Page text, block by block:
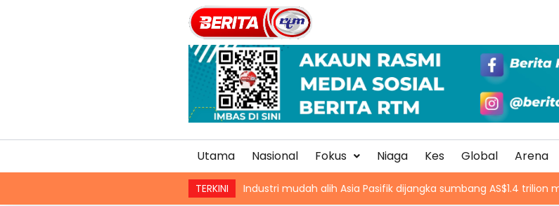
Utama Nasional Fokus Niaga Kes Global Arena
TERKINI
Industri mudah alih Asia Pasifik dijangka sumbang AS$1.4 trilion menjelang 2030